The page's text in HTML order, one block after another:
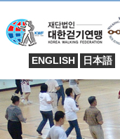
ENGLISH 日本語